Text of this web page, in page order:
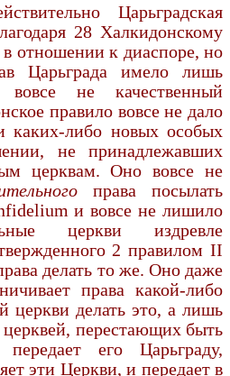
Царьградская
28 Халкидонскому
отношении к диаспоре, но
Царьграда имело лишь
вовсе не качественный
правило вовсе не дало
каких-либо новых особых
не принадлежавших
церквам. Оно вовсе не
права посылать
и вовсе не лишило
церкви издревле
2 правилом II
делать то же. Оно даже
права какой-либо
церкви делать это, а лишь
перестающих быть
его Царьграду,
эти Церкви, и передает в